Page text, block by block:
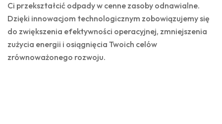
Ci przekształcić odpady w cenne zasoby odnawialne.
Dzięki innowacjom technologicznym zobowiązujemy się
do zwiększenia efektywności operacyjnej, zmniejszenia
zużycia energii i osiągnięcia Twoich celów
zrównoważonego rozwoju.